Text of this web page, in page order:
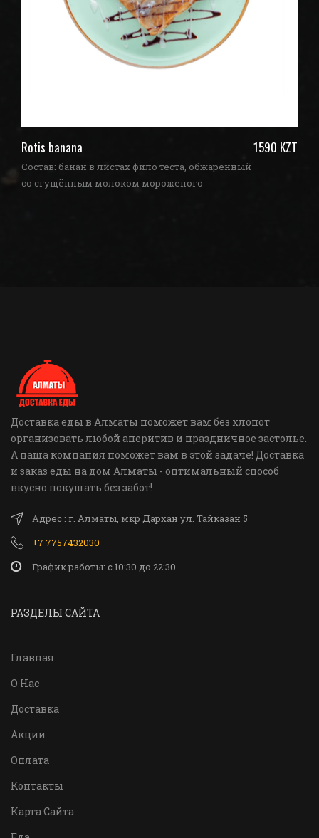
Rotis banana 1590 KZT
Состав: банан в листах фило теста, обжаренный
со сгущённым молоком мороженого
Доставка еды в Алматы поможет вам без хлопот
организовать любой аперитив и праздничное застолье.
А наша компания поможет вам в этой задаче! Доставка
и заказ еды на дом Алматы - оптимальный способ
вкусно покушать без забот!
Адрес : г. Алматы, мкр Дархан ул. Тайказан 5
+7 7757432030
График работы: c 10:30 до 22:30
РАЗДЕЛЫ САЙТА
Главная
О Нас
Доставка
Акции
Оплата
Контакты
Карта Сайта